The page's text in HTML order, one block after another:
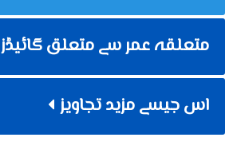
متعلقہ عمر سے متعلق گائیڈز
اس جیسے مزید تجاویز